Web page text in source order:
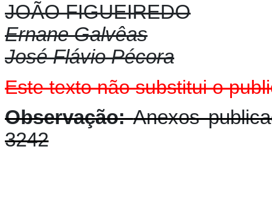
JOÃO FIGUEIREDO
Ernane Galvêas
José Flávio Pécora
Este texto não substitui o
Observação:Anexos
3242